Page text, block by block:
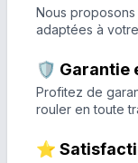
Nous
adaptées à
🛡️ Garantie
Profitez de
rouler en toute
⭐